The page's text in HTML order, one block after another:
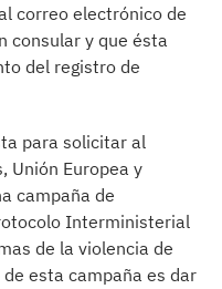
correo electrónico de
consular y que ésta
del registro de
para solicitar al
Unión Europea y
campaña de
Interministerial
de la violencia de
esta campaña es dar